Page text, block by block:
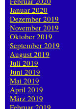
Januar 2020
Dezember 2019
November 2019
Oktober 2019
September 2019
August 2019
Juli 2019
Juni 2019
Mai 2019
April 2019
März 2019
Februar 2019